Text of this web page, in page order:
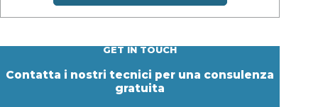
GET IN TOUCH
Contatta i nostri tecnici per una consulenza
gratuita